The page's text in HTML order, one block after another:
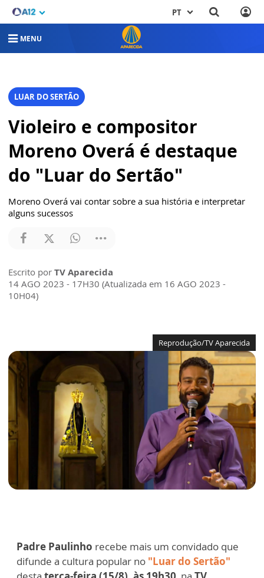
PT
MENU
LUAR DO SERTÃO
Violeiro e compositor
Moreno Overá é destaque
do "Luar do Sertão"
Moreno Overá vai contar sobre a sua história e interpretar
alguns sucessos
Escrito por TV Aparecida
14 AGO 2023 - 17H30 (Atualizada em 16 AGO 2023 -
10H04)
Reprodução/TV Aparecida
Padre Paulinho recebe mais um convidado que
difunde a cultura popular no "Luar do Sertão"